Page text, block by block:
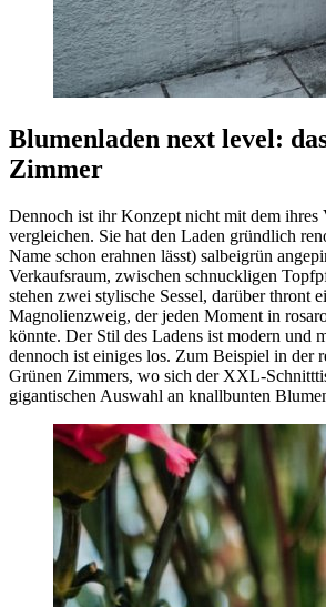
Blumenladen next level:
Zimmer
Dennoch ist ihr Konzept nicht mit dem ihres
vergleichen. Sie hat den Laden gründlich
Name schon erahnen lässt) salbeigrün
Verkaufsraum, zwischen schnuckligen
stehen zwei stylische Sessel, darüber thront
Magnolienzweig, der jeden Moment in
könnte. Der Stil des Ladens ist modern und
dennoch ist einiges los. Zum Beispiel in der
Grünen Zimmers, wo sich der XXL-
gigantischen Auswahl an knallbunten